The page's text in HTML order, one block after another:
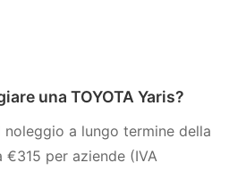
una TOYOTA Yaris?
noleggio a lungo termine della
€315 per aziende (IVA